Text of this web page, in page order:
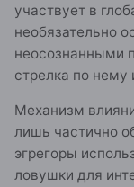
участвует в
необязательно
неосознанными
стрелка по нему
Механизм
лишь частично
эгрегоры
ловушки для